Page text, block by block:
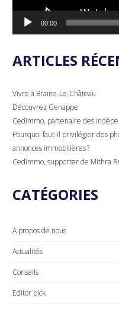
00:00
ARTICLES
Vivre à Braine-Le-Château
Découvrez Genappe
Cedimmo, partenaire des
Pourquoi faut-il privilégier des
annonces immobilières ?
Cedimmo, supporter de Mithra
CATÉGORIES
A propos de nous
Actualités
Conseils
Editor pick